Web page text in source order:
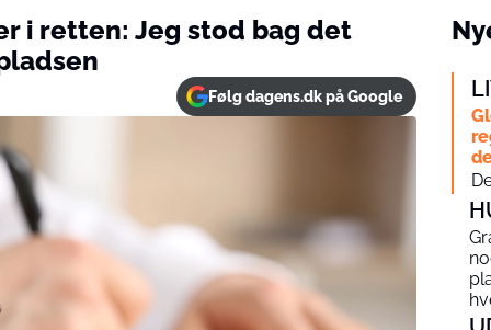
i retten: Jeg stod bag det
Følg dagens.dk på Google